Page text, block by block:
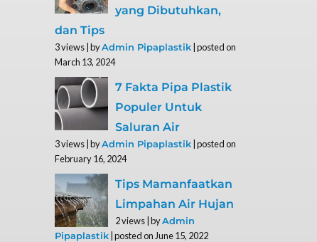
yang Dibutuhkan,
dan Tips
3 views byAdmin Pipaplastik posted on
March 13, 2024
7 Fakta Pipa Plastik
Populer Untuk
Saluran Air
3 views byAdmin Pipaplastik posted on
February 16, 2024
Tips Mamanfaatkan
Limpahan Air Hujan
2 views byAdmin
Pipaplastik posted on June 15, 2022